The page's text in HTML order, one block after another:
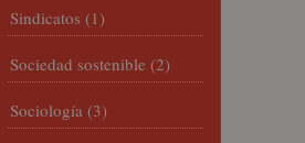
Sindicatos (1)
Sociedad sostenible (2)
Sociología (3)